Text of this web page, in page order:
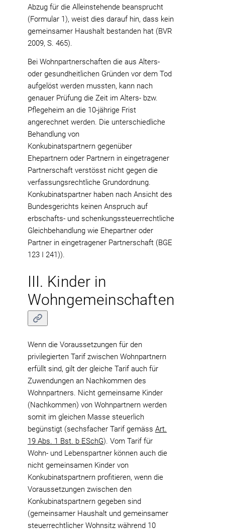
Abzug für die Alleinstehende beansprucht
(Formular 1), weist dies darauf hin, dass kein
gemeinsamer Haushalt bestanden hat (BVR
2009, S. 465).
Bei Wohnpartnerschaften die aus Alters-
oder gesundheitlichen Gründen vor dem Tod
aufgelöst werden mussten, kann nach
genauer Prüfung die Zeit im Alters- bzw.
Pflegeheim an die 10-jährige Frist
angerechnet werden. Die unterschiedliche
Behandlung von
Konkubinatspartnern gegenüber
Ehepartnern oder Partnern in eingetragener
Partnerschaft verstösst nicht gegen die
verfassungsrechtliche Grundordnung.
Konkubinatspartner haben nach Ansicht des
Bundesgerichts keinen Anspruch auf
erbschafts- und schenkungssteuerrechtliche
Gleichbehandlung wie Ehepartner oder
Partner in eingetragener Partnerschaft (BGE
123 I 241)).
III. Kinder in
Wohngemeinschaften
Wenn die Voraussetzungen für den
privilegierten Tarif zwischen Wohnpartnern
erfüllt sind, gilt der gleiche Tarif auch für
Zuwendungen an Nachkommen des
Wohnpartners. Nicht gemeinsame Kinder
(Nachkommen) von Wohnpartnern werden
somit im gleichen Masse steuerlich
begünstigt (sechsfacher Tarif gemäss Art.
19 Abs. 1 Bst. b ESchG). Vom Tarif für
Wohn- und Lebenspartner können auch die
nicht gemeinsamen Kinder von
Konkubinatspartnern profitieren, wenn die
Voraussetzungen zwischen den
Konkubinatspartnern gegeben sind
(gemeinsamer Haushalt und gemeinsamer
steuerrechtlicher Wohnsitz während 10